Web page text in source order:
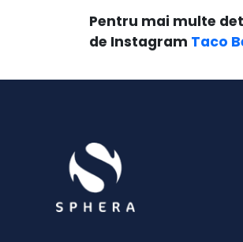
Pentru mai multe
de Instagram Taco